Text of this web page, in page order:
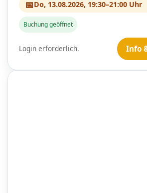
📅Do, 13.08.2026, 19:30–21:00 Uhr
Buchung geöffnet
Login erforderlich. Info